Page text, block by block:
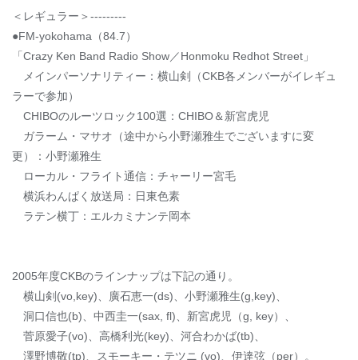
＜レギュラー＞---------
●FM-yokohama（84.7）
「Crazy Ken Band Radio Show／Honmoku Redhot Street」
メインパーソナリティー：横山剣（CKB各メンバーがイレギュ
ラーで参加）
CHIBOのルーツロック100選：CHIBO＆新宮虎児
ガラーム・マサオ（途中から小野瀬雅生でございますに変
更）：小野瀬雅生
ローカル・フライト通信：チャーリー宮毛
横浜わんぱく放送局：日東色素
ラテン横丁：エルカミナンテ岡本
2005年度CKBのラインナップは下記の通り。
横山剣(vo,key)、廣石恵一(ds)、小野瀬雅生(g,key)、
洞口信也(b)、中西圭一(sax, fl)、新宮虎児（g, key）、
菅原愛子(vo)、高橋利光(key)、河合わかば(tb)、
澤野博敬(tp)、スモーキー・テツニ (vo)、伊達弦（per）。